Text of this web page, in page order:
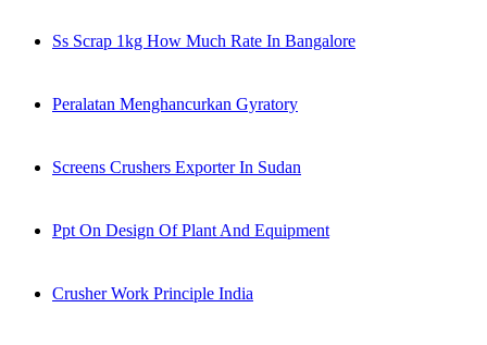
Ss Scrap 1kg How Much Rate In Bangalore
Peralatan Menghancurkan Gyratory
Screens Crushers Exporter In Sudan
Ppt On Design Of Plant And Equipment
Crusher Work Principle India